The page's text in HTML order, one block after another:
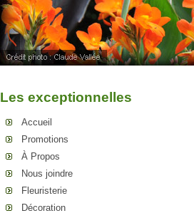
Les exceptionnelles
Accueil
Promotions
À Propos
Nous joindre
Fleuristerie
Décoration